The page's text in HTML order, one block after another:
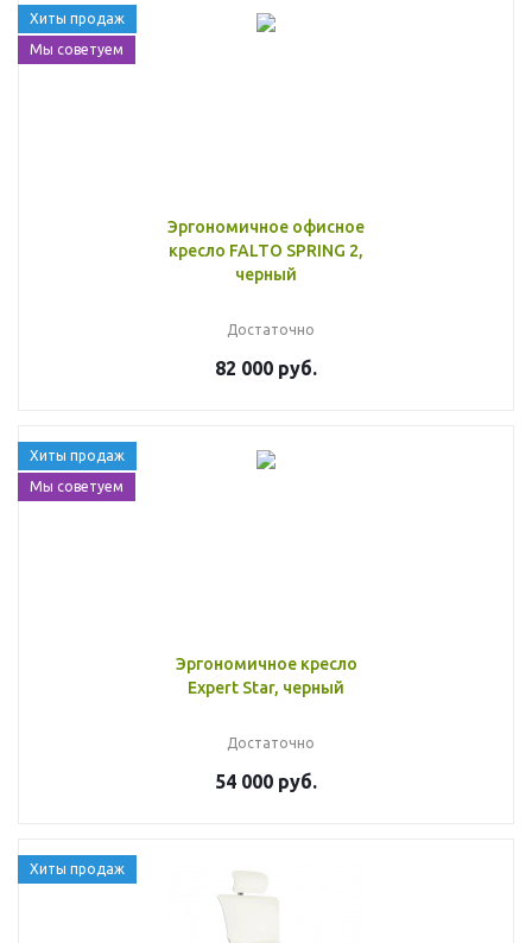
Хиты продаж
Мы советуем
Эргономичное офисное
кресло FALTO SPRING 2,
черный
Достаточно
82 000 руб.
Хиты продаж
Мы советуем
Эргономичное кресло
Expert Star, черный
Достаточно
54 000 руб.
Хиты продаж